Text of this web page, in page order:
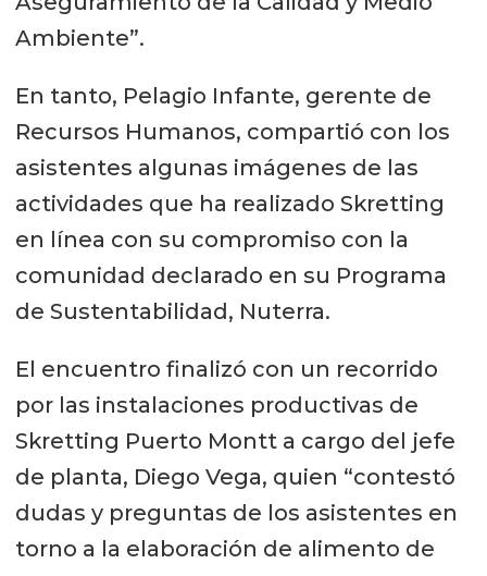
Ambiente”.
En tanto, Pelagio Infante, gerente de
Recursos Humanos, compartió con los
asistentes algunas imágenes de las
actividades que ha realizado Skretting
en línea con su compromiso con la
comunidad declarado en su Programa
de Sustentabilidad, Nuterra.
El encuentro finalizó con un recorrido
por las instalaciones productivas de
Skretting Puerto Montt a cargo del jefe
de planta, Diego Vega, quien “contestó
dudas y preguntas de los asistentes en
torno a la elaboración de alimento de